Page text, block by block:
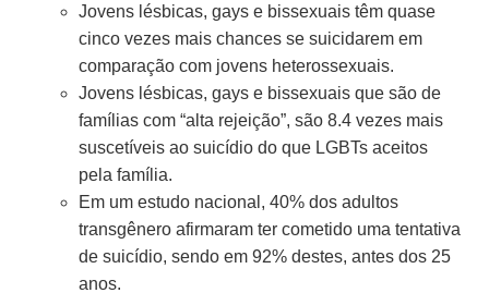
Jovens lésbicas, gays e bissexuais têm quase
cinco vezes mais chances se suicidarem em
comparação com jovens heterossexuais.
Jovens lésbicas, gays e bissexuais que são de
famílias com “alta rejeição”, são 8.4 vezes mais
suscetíveis ao suicídio do que LGBTs aceitos
pela família.
Em um estudo nacional, 40% dos adultos
transgênero afirmaram ter cometido uma tentativa
de suicídio, sendo em 92% destes, antes dos 25
anos.